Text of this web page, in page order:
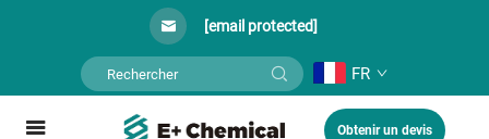
[email protected]
FR
Obtenir un devis